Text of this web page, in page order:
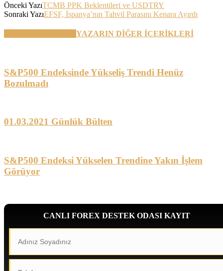
Önceki YazıTCMB PPK Beklentileri ve USDTRY
Sonraki YazıEFSF, İspanya’nın Tahvil Parasını Kenara Ayırdı
YAZARIN DİĞER İÇERİKLERİ
S&P500 Endeksinde Yükseliş Trendi Henüz
Bozulmadı
01.03.2021 Günlük Bülten
S&P500 Endeksi Yükselen Trendine Yakın İşlem
Görüyor
CANLI FOREX DESTEK ODASI KAYIT